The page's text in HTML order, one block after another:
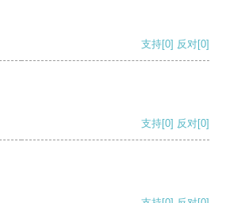
支持[0] 反对[0]
支持[0] 反对[0]